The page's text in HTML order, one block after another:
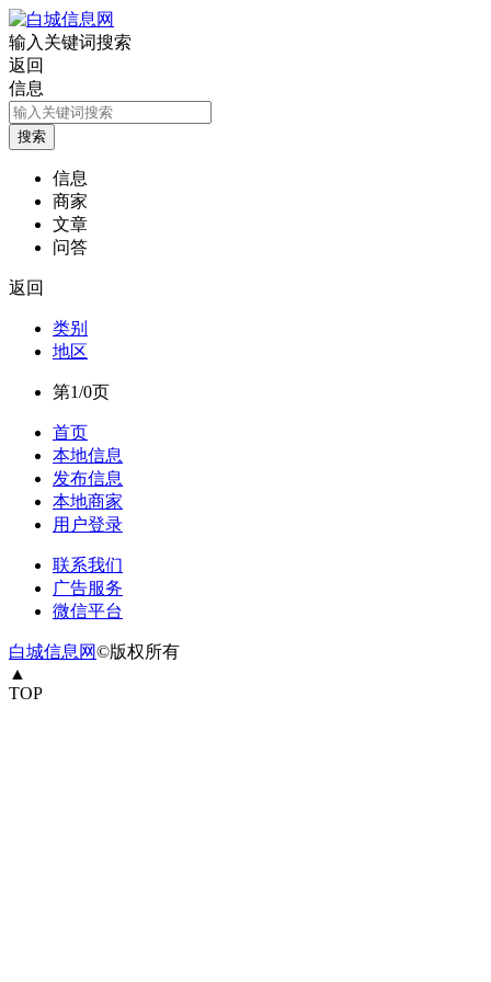
输入关键词搜索
返回
信息
信息
商家
文章
问答
返回
类别
地区
第1/0页
首页
本地信息
发布信息
本地商家
用户登录
联系我们
广告服务
微信平台
白城信息网©版权所有
▲
TOP